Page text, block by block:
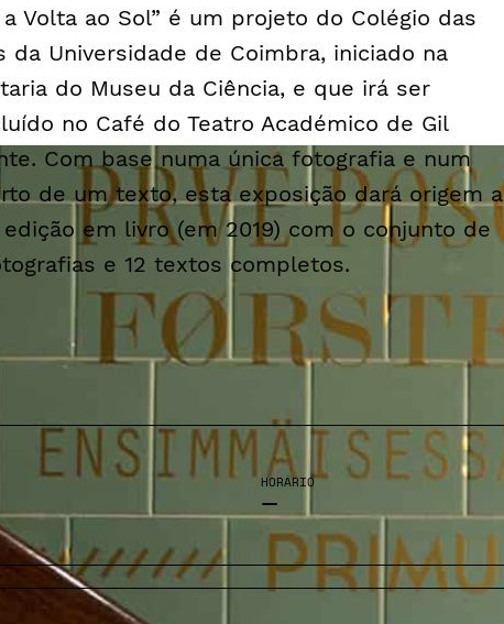
a Volta ao Sol” é um projeto do Colégio das
da Universidade de Coimbra, iniciado na
do Museu da Ciência, e que irá ser
no Café do Teatro Académico de Gil
Com base numa única fotografia e num
de um texto, esta exposição dará origem a
edição em livro (em 2019) com o conjunto de
e 12 textos completos.
HORÁRIO
—